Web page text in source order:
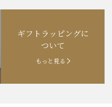
【創業祭】１０１年目に突入！
【秋の味覚祭】食欲の秋！
ギフトラッピングに
ついて
もっと見る